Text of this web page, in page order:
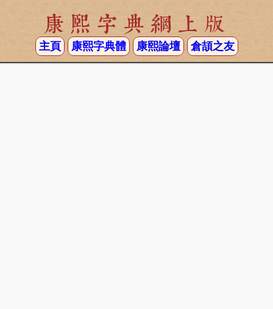
康熙字典網上版
主頁 康熙字典體 康熙論壇 倉頡之友